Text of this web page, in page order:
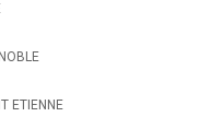
ETIENNE